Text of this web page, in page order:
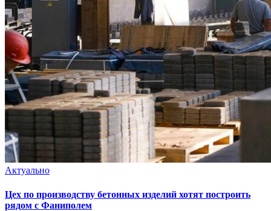
Актуально
Цех по производству бетонных изделий хотят построить
рядом с Фаниполем